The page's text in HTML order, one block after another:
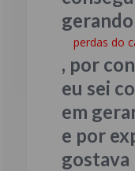
perdas do
, por
eu sei
em
e por